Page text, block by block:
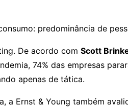
predominância de
De acordo com Scott
74% das empresas
apenas de tática.
a Ernst & Young também